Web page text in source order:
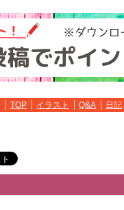
TOP イラスト Q&A 日記